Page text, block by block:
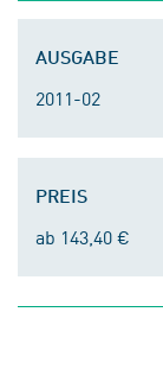
AUSGABE
2011-02
PREIS
ab 143,40 €